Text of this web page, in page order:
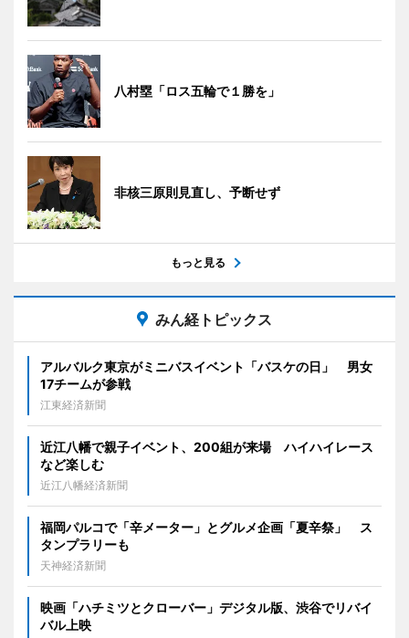
八村塁「ロス五輪で１勝を」
非核三原則見直し、予断せず
もっと見る
みん経トピックス
アルバルク東京がミニバスイベント「バスケの日」 男女
17チームが参戦
江東経済新聞
近江八幡で親子イベント、200組が来場 ハイハイレース
など楽しむ
近江八幡経済新聞
福岡パルコで「辛メーター」とグルメ企画「夏辛祭」 ス
タンプラリーも
天神経済新聞
映画「ハチミツとクローバー」デジタル版、渋谷でリバイ
バル上映